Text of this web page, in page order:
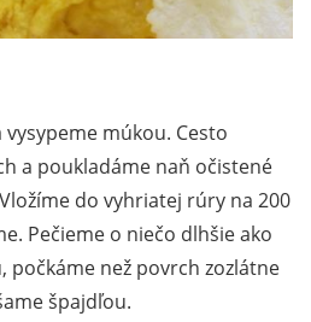
múkou. Cesto
a poukladáme naň očistené
do vyhriatej rúry na 200
Pečieme o niečo dlhšie ako
počkáme než povrch zozlátne
špajdľou.